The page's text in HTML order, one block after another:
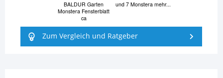
BALDUR Garten
Monstera Fensterblatt
ca
und 7 Monstera mehr...
Zum Vergleich und Ratgeber